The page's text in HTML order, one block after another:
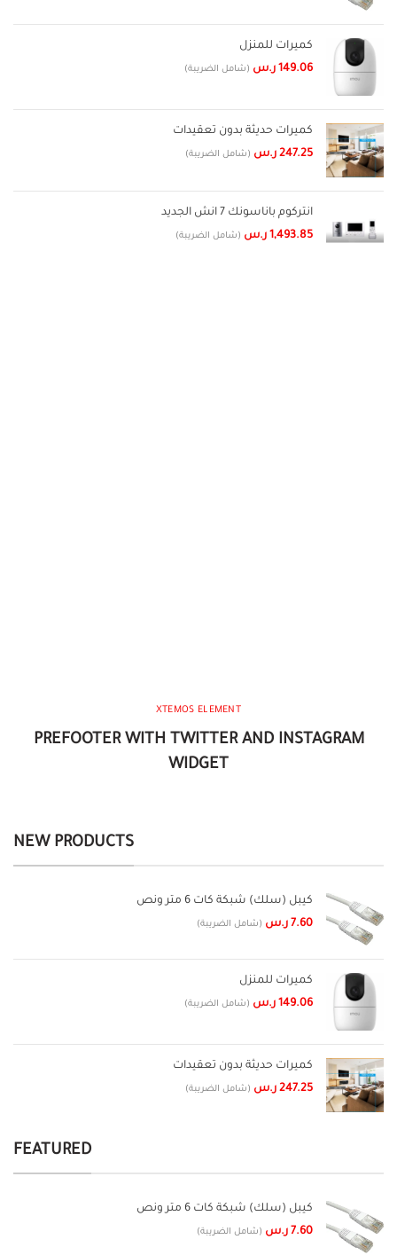
كميرات للمنزل
149.06 ر.س (شامل الضريبة)
كميرات حديثة بدون تعقيدات
247.25 ر.س (شامل الضريبة)
انتركوم باناسونك 7 انش الجديد
1,493.85 ر.س (شامل الضريبة)
XTEMOS ELEMENT
PREFOOTER WITH TWITTER AND INSTAGRAM
WIDGET
NEW PRODUCTS
كيبل (سلك) شبكة كات 6 متر ونص
7.60 ر.س (شامل الضريبة)
كميرات للمنزل
149.06 ر.س (شامل الضريبة)
كميرات حديثة بدون تعقيدات
247.25 ر.س (شامل الضريبة)
FEATURED
كيبل (سلك) شبكة كات 6 متر ونص
7.60 ر.س (شامل الضريبة)